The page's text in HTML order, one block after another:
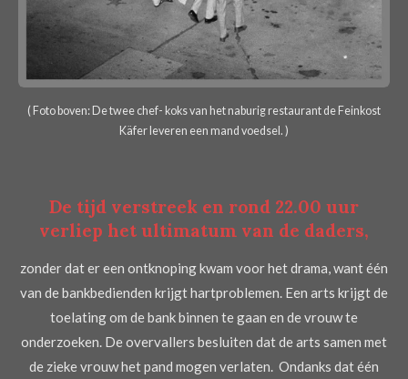
( Foto boven: De twee chef- koks van het naburig restaurant de Feinkost
Käfer leveren een mand voedsel. )
De tijd verstreek en rond 22.00 uur
verliep het ultimatum van de daders,
zonder dat er een ontknoping kwam voor het drama, want één
van de bankbedienden krijgt hartproblemen. Een arts krijgt de
toelating om de bank binnen te gaan en de vrouw te
onderzoeken. De overvallers besluiten dat de arts samen met
de zieke vrouw het pand mogen verlaten. Ondanks dat één